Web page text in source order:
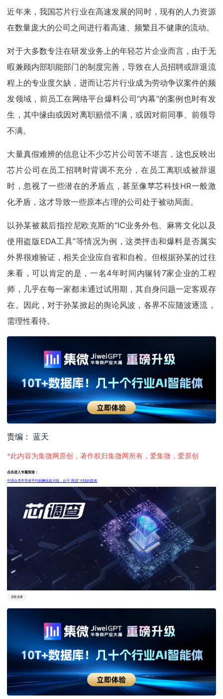
近年来，我国芯片行业在高速发展的同时，现有的人力资源
在数量庞大的公司之间进行着高速、频繁且不健康的流动。
对于大多数专注在研发业务上的年轻芯片企业而言，由于无
暇兼顾内部职能部门的制度完善，导致在人员招聘或辞退流
程上的专业度欠缺，进而让芯片行业成为劳动争议案件的频
发领域，前员工在网络平台爆料公司“内幕”的案例也时有发
生，其中缘由或因对离职赔偿不满，或因对前同事、前领导
不满。
大量真假难辨的信息让不少芯片公司苦不堪言，这也反映出
芯片公司在员工招聘时背调不充分，在员工离职或被辞退
时，忽视了一些潜在的矛盾点，甚至像苹芯科技HR一般激
化矛盾，这才导致一些原本占理的公司处于被动局面。
以孙某被裁后指控尼欧克斯的“IC业务外包、麻将文化以及
使用盗版EDA工具”等情况为例，这类抨击和爆料是否属实
外界很难验证，相关企业应自省和自检。但根据孙某的过往
来看，可以肯定的是，一名4年时间内辗转7家企业的工程
师，几乎在每一家都未通过试用期，其自身问题一定客观存
在。因此，对于孙某掀起的舆论风波，各界不应随波逐流，
需理性看待。
责编： 蓝天
*此内容为集微网原创，著作权归集微网所有，爱集微，爱原创
点击进入专题报道：
中国台湾半导体平均薪酬远超大陆，台干“西进”大陆的真相
尼欧克斯